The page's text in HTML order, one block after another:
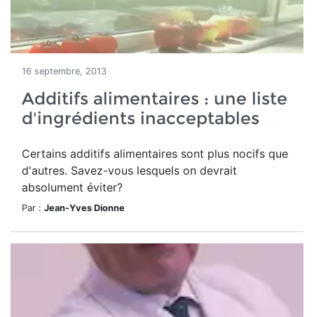
16 septembre, 2013
Additifs alimentaires : une liste
d'ingrédients inacceptables
Certains additifs alimentaires sont plus nocifs que
d'autres. Savez-vous lesquels on devrait
absolument éviter?
Par : Jean-Yves Dionne